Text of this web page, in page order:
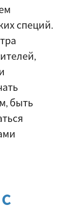
специй.
быть